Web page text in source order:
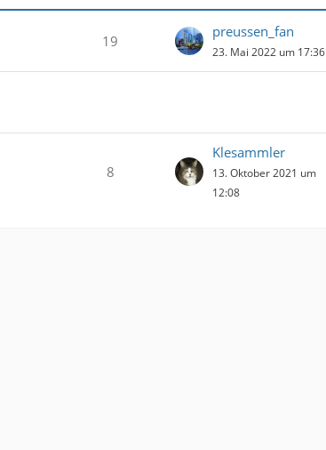
19
preussen_fan
23. Mai 2022 um 17:36
8
Klesammler
13. Oktober 2021 um
12:08